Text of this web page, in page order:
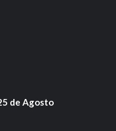
de Agosto